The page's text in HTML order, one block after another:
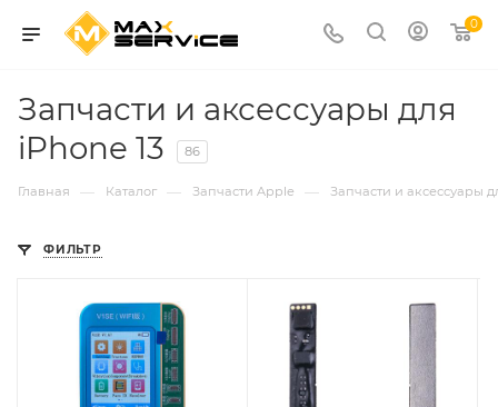
0
Запчасти и аксессуары для
iPhone 13
86
Главная — Каталог — Запчасти Apple — Запчасти и аксессуары
ФИЛЬТР